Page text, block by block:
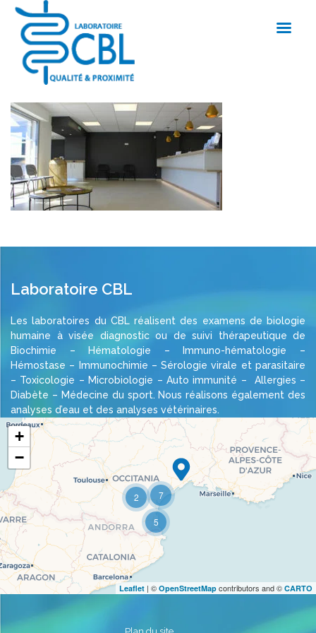
Laboratoire CBL
Les laboratoires du CBL réalisent des examens de biologie
humaine à visée diagnostic ou de suivi thérapeutique de
Biochimie – Hématologie – Immuno-hématologie –
Hémostase – Immunochimie – Sérologie virale et parasitaire
– Toxicologie – Microbiologie – Auto immunité – Allergies –
Diabète – Médecine du sport. Nous réalisons également des
analyses d’eau et des analyses vétérinaires.
Travelers' Map is loading...
If you see this after your page is loaded
completely, leafletJS files are missing.
2 7
5
+
−
Leaflet | © OpenStreetMap contributors and © CARTO